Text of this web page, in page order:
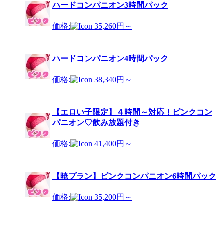
ハードコンパニオン3時間パック
価格: 35,260円～
ハードコンパニオン4時間パック
価格: 38,340円～
【エロい子限定】４時間～対応！ピンクコン
パニオン♡飲み放題付き
価格: 41,400円～
【暁プラン】ピンクコンパニオン6時間パック
価格: 35,200円～